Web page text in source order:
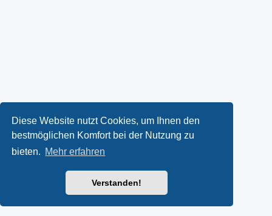
Diese Website nutzt Cookies, um Ihnen den
bestmöglichen Komfort bei der Nutzung zu
bieten. Mehr erfahren
Verstanden!